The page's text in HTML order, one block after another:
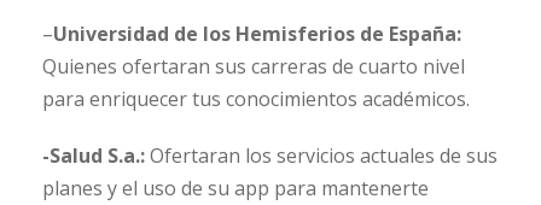
–Universidad de los Hemisferios de España:
Quienes ofertaran sus carreras de cuarto nivel
para enriquecer tus conocimientos académicos.
-Salud S.a.:Ofertaran los servicios actuales de sus
planes y el uso de su app para mantenerte